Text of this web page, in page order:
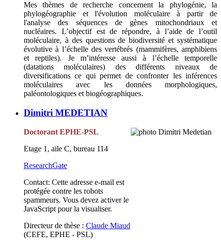
Mes thèmes de recherche concernent la phylogénie, la
phylogéographie et l'évolution moléculaire à partir de
l'analyse des séquences de gènes mitochondriaux et
nucléaires. L’objectif est de répondre, à l’aide de l’outil
moléculaire, à des questions de biodiversité et systématique
évolutive à l’échelle des vertébrés (mammifères, amphibiens
et reptiles). Je m’intéresse aussi à l’échelle temporelle
(datations moléculaires) des différents niveaux de
diversifications ce qui permet de confronter les inférences
moléculaires avec les données morphologiques,
paléontologiques et biogéographiques.
Dimitri MEDETIAN
Doctorant EPHE-PSL
Etage 1, aile C, bureau 114
ResearchGate
Contact: Cette adresse e-mail est
protégée contre les robots
spammeurs. Vous devez activer le
JavaScript pour la visualiser.
Directeur de thèse : Claude Miaud
(CEFE, EPHE - PSL)